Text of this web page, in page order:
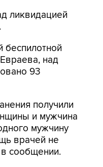
ликвидацией
беспилотной
над
93
получили
и мужчина
мужчину
врачей не
в сообщении.